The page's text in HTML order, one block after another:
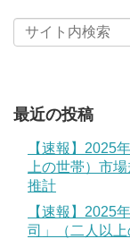
最近の投稿
【速報】2025
上の世帯）市
推計
【速報】2025
司」（二人以